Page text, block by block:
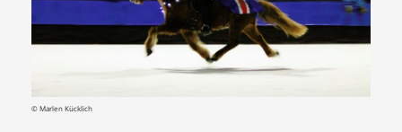
© Marlen Kücklich